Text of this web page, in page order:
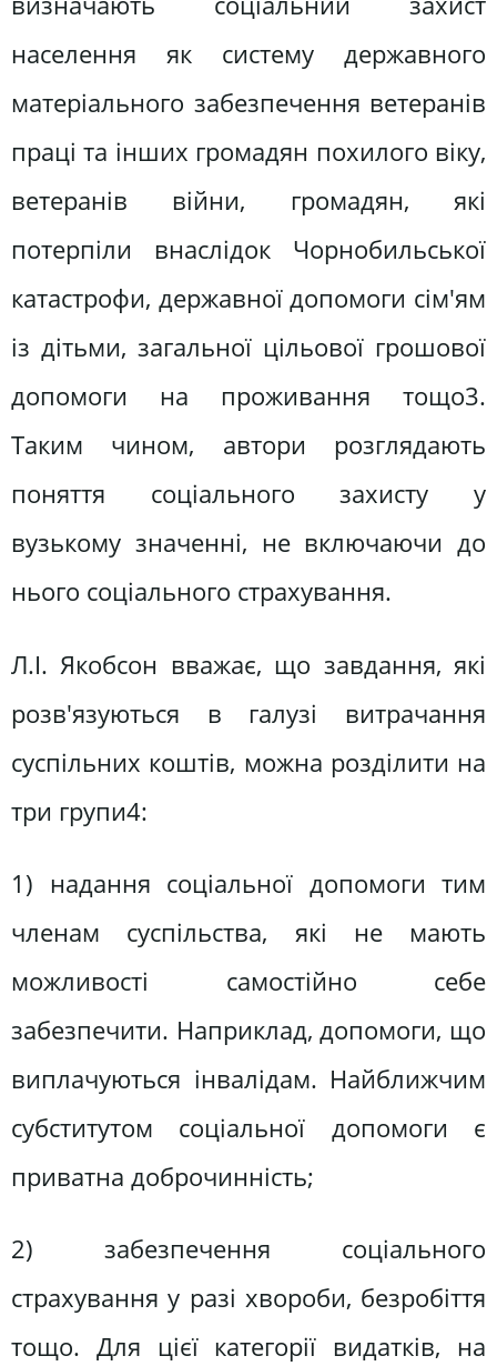
населення як систему державного
матеріального забезпечення ветеранів
праці та інших громадян похилого віку,
ветеранів війни, громадян, які
потерпіли внаслідок Чорнобильської
катастрофи, державної допомоги сім'ям
із дітьми, загальної цільової грошової
допомоги на проживання тощо3.
Таким чином, автори розглядають
поняття соціального захисту у
вузькому значенні, не включаючи до
нього соціального страхування.
Л.І. Якобсон вважає, що завдання, які
розв'язуються в галузі витрачання
суспільних коштів, можна розділити на
три групи4:
1) надання соціальної допомоги тим
членам суспільства, які не мають
можливості самостійно себе
забезпечити. Наприклад, допомоги, що
виплачуються інвалідам. Найближчим
субститутом соціальної допомоги є
приватна доброчинність;
2) забезпечення соціального
страхування у разі хвороби, безробіття
тощо. Для цієї категорії видатків, на